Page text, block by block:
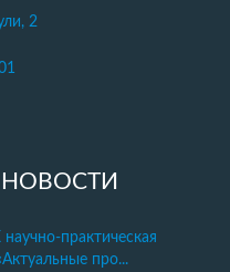
2
практическая
про...